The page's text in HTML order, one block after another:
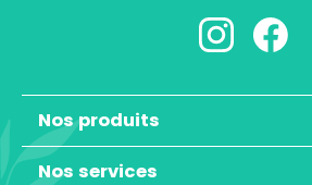
Nos produits
Nos services